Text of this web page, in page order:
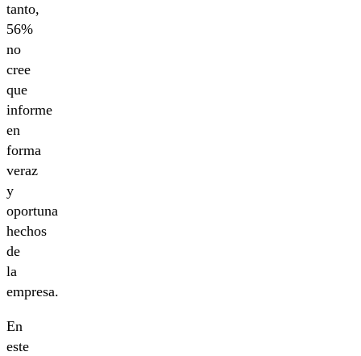
tanto,
56%
no
cree
que
informe
en
forma
veraz
y
oportuna
hechos
de
la
empresa.
En
este